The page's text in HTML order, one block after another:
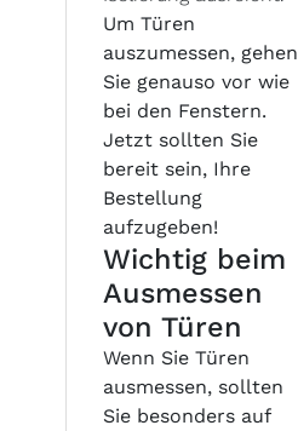
Um Türen
auszumessen, gehen
Sie genauso vor wie
bei den Fenstern.
Jetzt sollten Sie
bereit sein, Ihre
Bestellung
aufzugeben!
Wichtig beim
Ausmessen
von Türen
Wenn Sie Türen
ausmessen, sollten
Sie besonders auf